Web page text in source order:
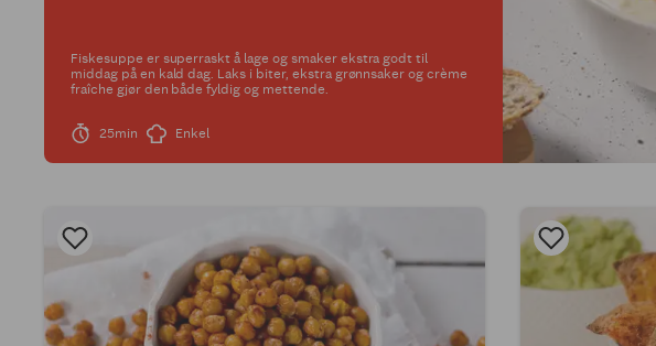
Fiskesuppe er superraskt å lage og smaker ekstra godt til
middag på en kald dag. Laks i biter, ekstra grønnsaker og crème
fraîche gjør den både fyldig og mettende.
25min Enkel